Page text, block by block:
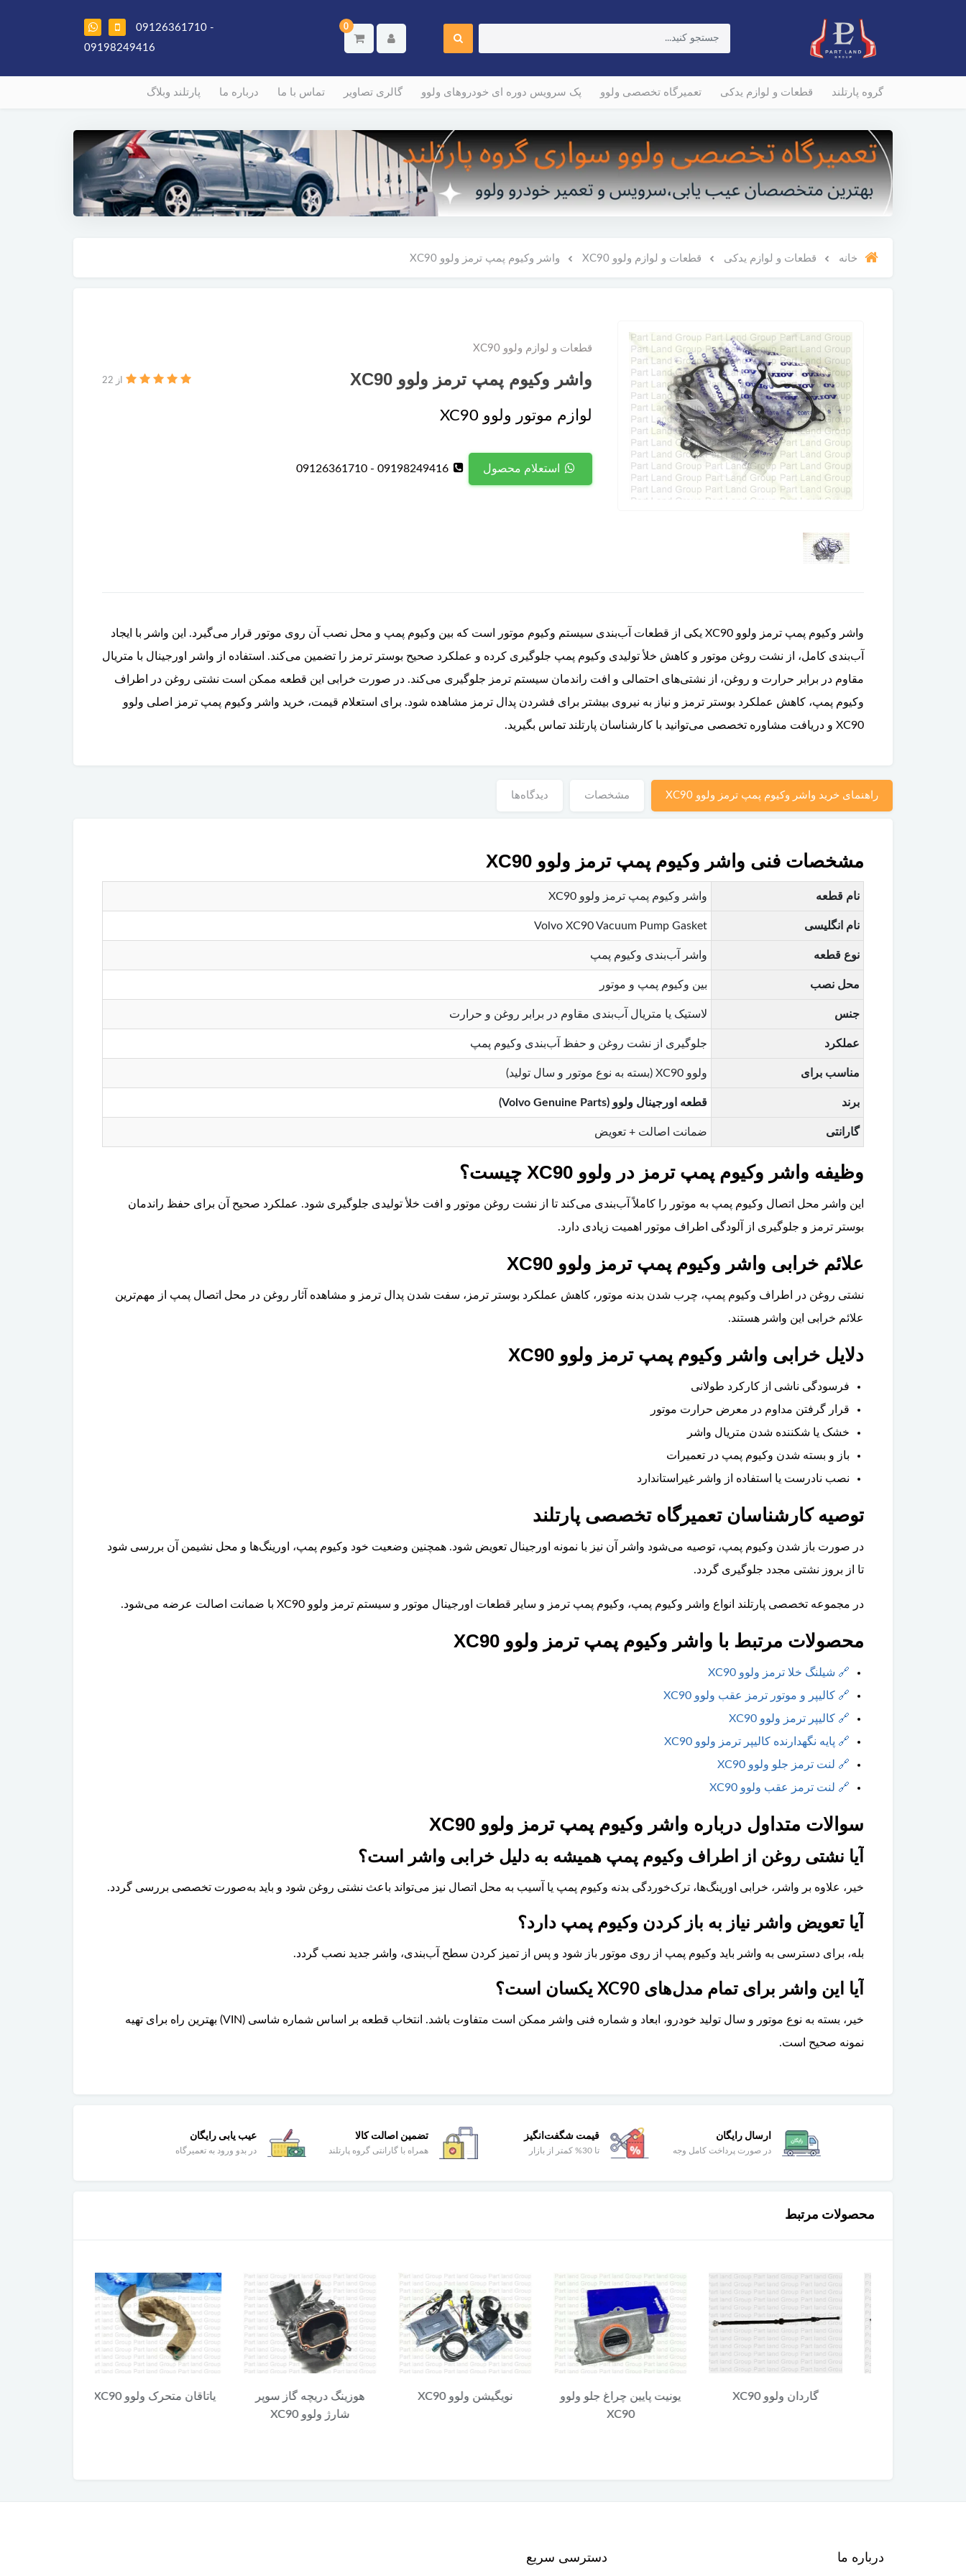
0
09126361710 -
09198249416
گروه پارتلند قطعات و لوازم یدکی تعمیرگاه تخصصی ولوو پک سرویس دوره ای خودروهای ولوو گالری تصاویر تماس با ما درباره ما پارتلند وبلاگ
خانه قطعات و لوازم یدکی قطعات و لوازم ولوو XC90 واشر وکیوم پمپ ترمز ولوو XC90
قطعات و لوازم ولوو XC90
واشر وکیوم پمپ ترمز ولوو XC90 از 22
لوازم موتور ولوو XC90
استعلام محصول 09198249416 - 09126361710
واشر وکیوم پمپ ترمز ولوو XC90 یکی از قطعات آب‌بندی سیستم وکیوم موتور است که بین وکیوم پمپ و محل نصب آن روی موتور قرار می‌گیرد. این واشر با ایجاد
آب‌بندی کامل، از نشت روغن موتور و کاهش خلأ تولیدی وکیوم پمپ جلوگیری کرده و عملکرد صحیح بوستر ترمز را تضمین می‌کند. استفاده از واشر اورجینال با متریال
مقاوم در برابر حرارت و روغن، از نشتی‌های احتمالی و افت راندمان سیستم ترمز جلوگیری می‌کند. در صورت خرابی این قطعه ممکن است نشتی روغن در اطراف
وکیوم پمپ، کاهش عملکرد بوستر ترمز و نیاز به نیروی بیشتر برای فشردن پدال ترمز مشاهده شود. برای استعلام قیمت، خرید واشر وکیوم پمپ ترمز اصلی ولوو
XC90 و دریافت مشاوره تخصصی می‌توانید با کارشناسان پارتلند تماس بگیرید.
راهنمای خرید واشر وکیوم پمپ ترمز ولوو XC90 مشخصات دیدگاه‌ها
مشخصات فنی واشر وکیوم پمپ ترمز ولوو XC90
نام قطعه واشر وکیوم پمپ ترمز ولوو XC90
نام انگلیسی Volvo XC90 Vacuum Pump Gasket
نوع قطعه واشر آب‌بندی وکیوم پمپ
محل نصب بین وکیوم پمپ و موتور
جنس لاستیک یا متریال آب‌بندی مقاوم در برابر روغن و حرارت
عملکرد جلوگیری از نشت روغن و حفظ آب‌بندی وکیوم پمپ
مناسب برای ولوو XC90 (بسته به نوع موتور و سال تولید)
برند قطعه اورجینال ولوو (Volvo Genuine Parts)
گارانتی ضمانت اصالت + تعویض
وظیفه واشر وکیوم پمپ ترمز در ولوو XC90 چیست؟
این واشر محل اتصال وکیوم پمپ به موتور را کاملاً آب‌بندی می‌کند تا از نشت روغن موتور و افت خلأ تولیدی جلوگیری شود. عملکرد صحیح آن برای حفظ راندمان
بوستر ترمز و جلوگیری از آلودگی اطراف موتور اهمیت زیادی دارد.
علائم خرابی واشر وکیوم پمپ ترمز ولوو XC90
نشتی روغن در اطراف وکیوم پمپ، چرب شدن بدنه موتور، کاهش عملکرد بوستر ترمز، سفت شدن پدال ترمز و مشاهده آثار روغن در محل اتصال پمپ از مهم‌ترین
علائم خرابی این واشر هستند.
دلایل خرابی واشر وکیوم پمپ ترمز ولوو XC90
فرسودگی ناشی از کارکرد طولانی
قرار گرفتن مداوم در معرض حرارت موتور
خشک یا شکننده شدن متریال واشر
باز و بسته شدن وکیوم پمپ در تعمیرات
نصب نادرست یا استفاده از واشر غیراستاندارد
توصیه کارشناسان تعمیرگاه تخصصی پارتلند
در صورت باز شدن وکیوم پمپ، توصیه می‌شود واشر آن نیز با نمونه اورجینال تعویض شود. همچنین وضعیت خود وکیوم پمپ، اورینگ‌ها و محل نشیمن آن بررسی شود
تا از بروز نشتی مجدد جلوگیری گردد.
در مجموعه تخصصی پارتلند انواع واشر وکیوم پمپ، وکیوم پمپ ترمز و سایر قطعات اورجینال موتور و سیستم ترمز ولوو XC90 با ضمانت اصالت عرضه می‌شود.
محصولات مرتبط با واشر وکیوم پمپ ترمز ولوو XC90
🔗 شیلنگ خلا ترمز ولوو XC90
🔗 کالیپر و موتور ترمز عقب ولوو XC90
🔗 کالیپر ترمز ولوو XC90
🔗 پایه نگهدارنده کالیپر ترمز ولوو XC90
🔗 لنت ترمز جلو ولوو XC90
🔗 لنت ترمز عقب ولوو XC90
سوالات متداول درباره واشر وکیوم پمپ ترمز ولوو XC90
آیا نشتی روغن از اطراف وکیوم پمپ همیشه به دلیل خرابی واشر است؟
خیر، علاوه بر واشر، خرابی اورینگ‌ها، ترک‌خوردگی بدنه وکیوم پمپ یا آسیب به محل اتصال نیز می‌تواند باعث نشتی روغن شود و باید به‌صورت تخصصی بررسی گردد.
آیا تعویض واشر نیاز به باز کردن وکیوم پمپ دارد؟
بله، برای دسترسی به واشر باید وکیوم پمپ از روی موتور باز شود و پس از تمیز کردن سطح آب‌بندی، واشر جدید نصب گردد.
آیا این واشر برای تمام مدل‌های XC90 یکسان است؟
خیر، بسته به نوع موتور و سال تولید خودرو، ابعاد و شماره فنی واشر ممکن است متفاوت باشد. انتخاب قطعه بر اساس شماره شاسی (VIN) بهترین راه برای تهیه
نمونه صحیح است.
ارسال رایگان
در صورت پرداخت کامل وجه
قیمت شگفت‌انگیز
تا 30% کمتر از بازار
تضمین اصالت کالا
همراه با گارانتی گروه پارتلند
عیب یابی رایگان
در بدو ورود به تعمیرگاه
محصولات مرتبط
گاردان ولوو XC90
یونیت پایین چراغ جلو ولوو
XC90
نویگیشن ولوو XC90
هوزینگ دریچه گاز سوپر
شارژ ولوو XC90
یاتاقان متحرک ولوو XC90
درباره ما دسترسی سریع